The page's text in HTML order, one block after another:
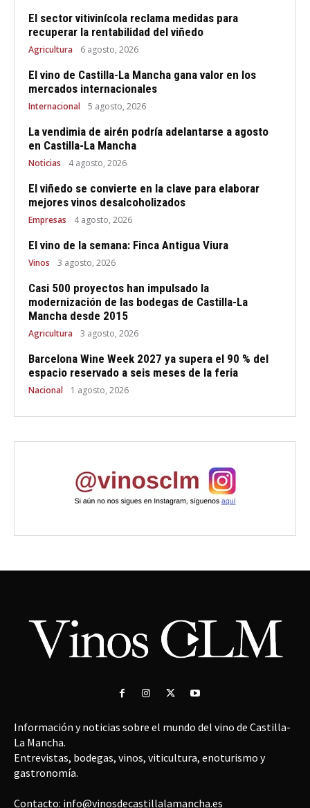
El sector vitivinícola reclama medidas para
recuperar la rentabilidad del viñedo
Agricultura 6 agosto, 2026
El vino de Castilla-La Mancha gana valor en los
mercados internacionales
Internacional 5 agosto, 2026
La vendimia de airén podría adelantarse a agosto
en Castilla-La Mancha
Noticias 4 agosto, 2026
El viñedo se convierte en la clave para elaborar
mejores vinos desalcoholizados
Empresas 4 agosto, 2026
El vino de la semana: Finca Antigua Viura
Vinos 3 agosto, 2026
Casi 500 proyectos han impulsado la
modernización de las bodegas de Castilla-La
Mancha desde 2015
Agricultura 3 agosto, 2026
Barcelona Wine Week 2027 ya supera el 90 % del
espacio reservado a seis meses de la feria
Nacional 1 agosto, 2026
Información y noticias sobre el mundo del vino de Castilla-
La Mancha.
Entrevistas, bodegas, vinos, viticultura, enoturismo y
gastronomía.
Contacto: info@vinosdecastillalamancha.es